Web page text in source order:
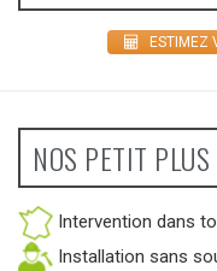
ESTIMEZ
NOS PETIT PLUS
Intervention dans
Installation sans